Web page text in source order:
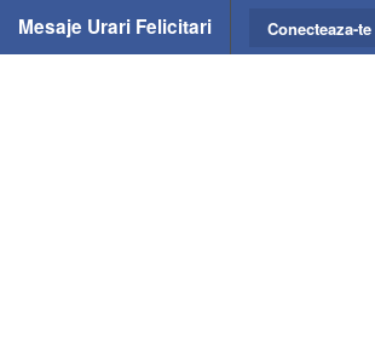
Mesaje Urari Felicitari Conecteaza-te